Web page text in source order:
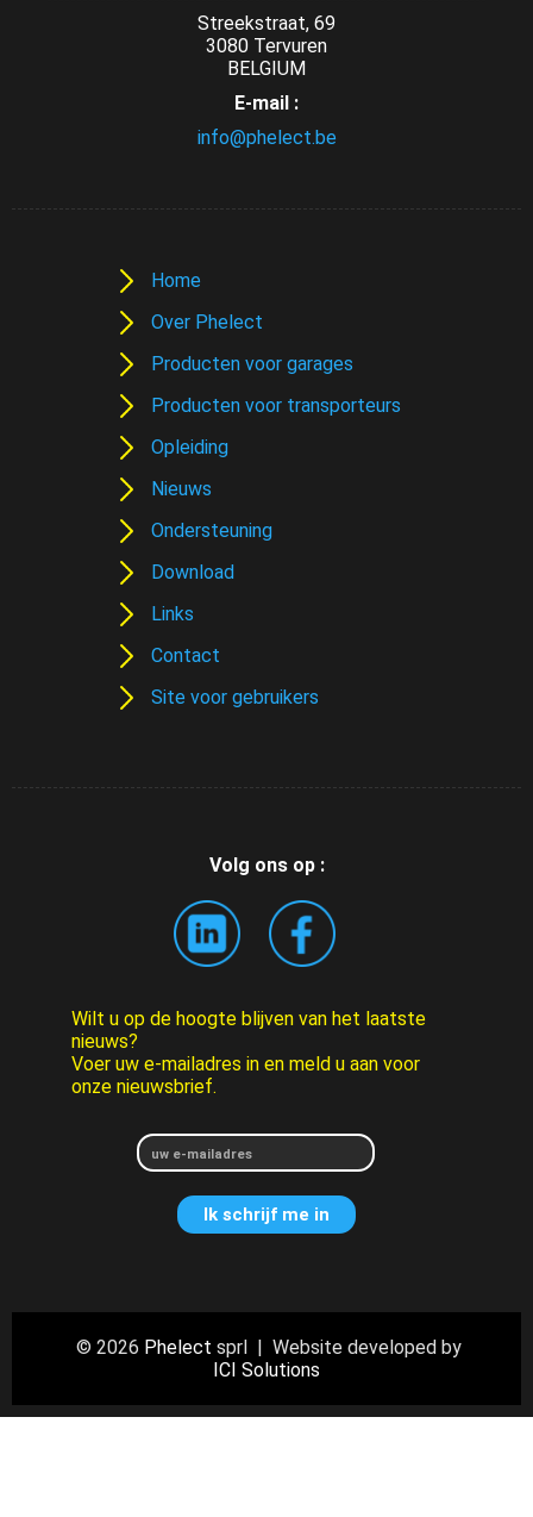
Streekstraat, 69
3080 Tervuren
BELGIUM
E-mail :
info@phelect.be
Home
Over Phelect
Producten voor garages
Producten voor transporteurs
Opleiding
Nieuws
Ondersteuning
Download
Links
Contact
Site voor gebruikers
Volg ons op :
Wilt u op de hoogte blijven van het laatste
nieuws?
Voer uw e-mailadres in en meld u aan voor
onze nieuwsbrief.
© 2026 Phelect sprl | Website developed by
ICI Solutions